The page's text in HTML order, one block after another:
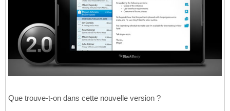
Que trouve-t-on dans cette nouvelle version ?